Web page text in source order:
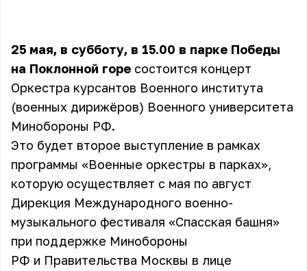
25 мая, в субботу, в 15.00 в парке Победы
на Поклонной горе состоится концерт
Оркестра курсантов Военного института
(военных дирижёров) Военного университета
Минобороны РФ.
Это будет второе выступление в рамках
программы «Военные оркестры в парках»,
которую осуществляет с мая по август
Дирекция Международного военно-
музыкального фестиваля «Спасская башня»
при поддержке Минобороны
РФ и Правительства Москвы в лице